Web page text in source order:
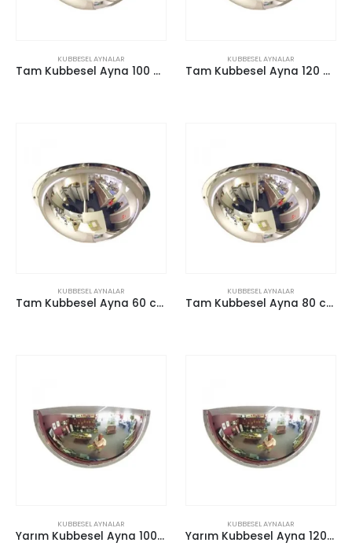
KUBBESEL AYNALAR
Tam Kubbesel Ayna 100 cm
KUBBESEL AYNALAR
Tam Kubbesel Ayna 120 cm
KUBBESEL AYNALAR
Tam Kubbesel Ayna 60 cm
KUBBESEL AYNALAR
Tam Kubbesel Ayna 80 cm
KUBBESEL AYNALAR
Yarım Kubbesel Ayna 100 cm
KUBBESEL AYNALAR
Yarım Kubbesel Ayna 120 cm